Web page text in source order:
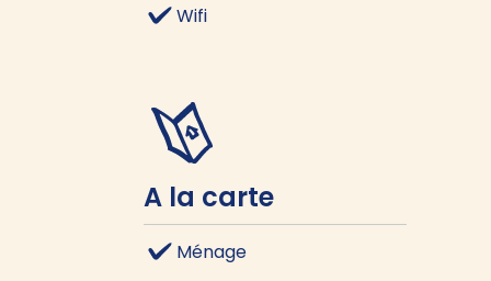
Wifi
A la carte
Ménage